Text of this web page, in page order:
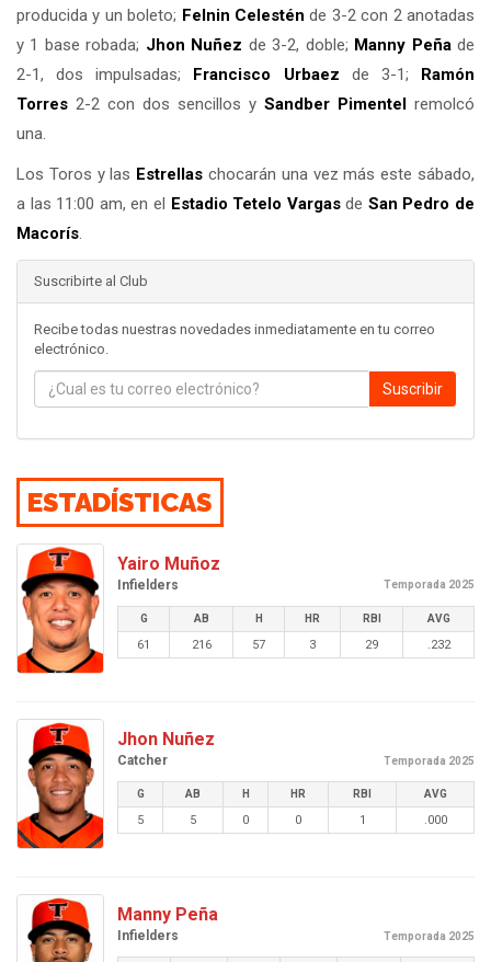
producida y un boleto; Felnin Celestén de 3-2 con 2 anotadas
y 1 base robada; Jhon Nuñez de 3-2, doble; Manny Peñade
2-1, dos impulsadas;
Francisco Urbaez de 3-1;
Ramón
Torres 2-2 con dos sencillos y Sandber Pimentel
remolcó
una.
Los Toros y las Estrellas chocarán una vez más este sábado,
a las 11:00 am, en el
Estadio Tetelo Vargasde San Pedro de
Macorís.
Suscribirte al Club
Recibe todas nuestras novedades inmediatamente en tu correo
electrónico.
Suscribir
ESTADÍSTICAS
Yairo Muñoz
Infielders Temporada 2025
G AB H HR RBI AVG
61 216 57 3 29 .232
Jhon Nuñez
Catcher Temporada 2025
G AB H HR RBI AVG
5 5 0 0 1 .000
Manny Peña
Infielders Temporada 2025